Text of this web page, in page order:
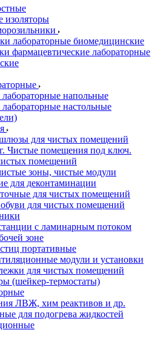
изоляторы
лабораторные биомедицинские
фармацевтические лабораторные
напольные
настольные
для чистых помещений
Чистые помещения под ключ.
помещений
зоны, чистые модули
для деконтаминации
для чистых помещений
для чистых помещений
с ламинарным потоком
зоне
портативные
модули и установки
для чистых помещений
(шейкер-термостаты)
ЛВЖ, хим реактивов и др.
для подогрева жидкостей